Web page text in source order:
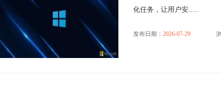
化任务，让用户安.....
发布日期： 2026-07-29